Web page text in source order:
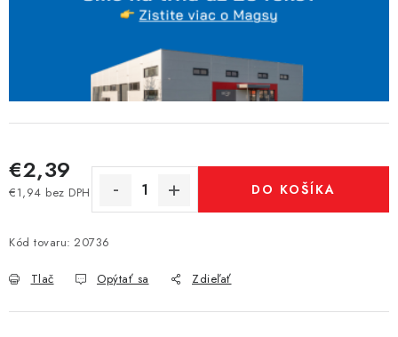
€2,39
€1,94 bez DPH
Jednotková cena:
DO KOŠÍKA
Kód tovaru: 20736
Tlač Opýtať sa Zdieľať